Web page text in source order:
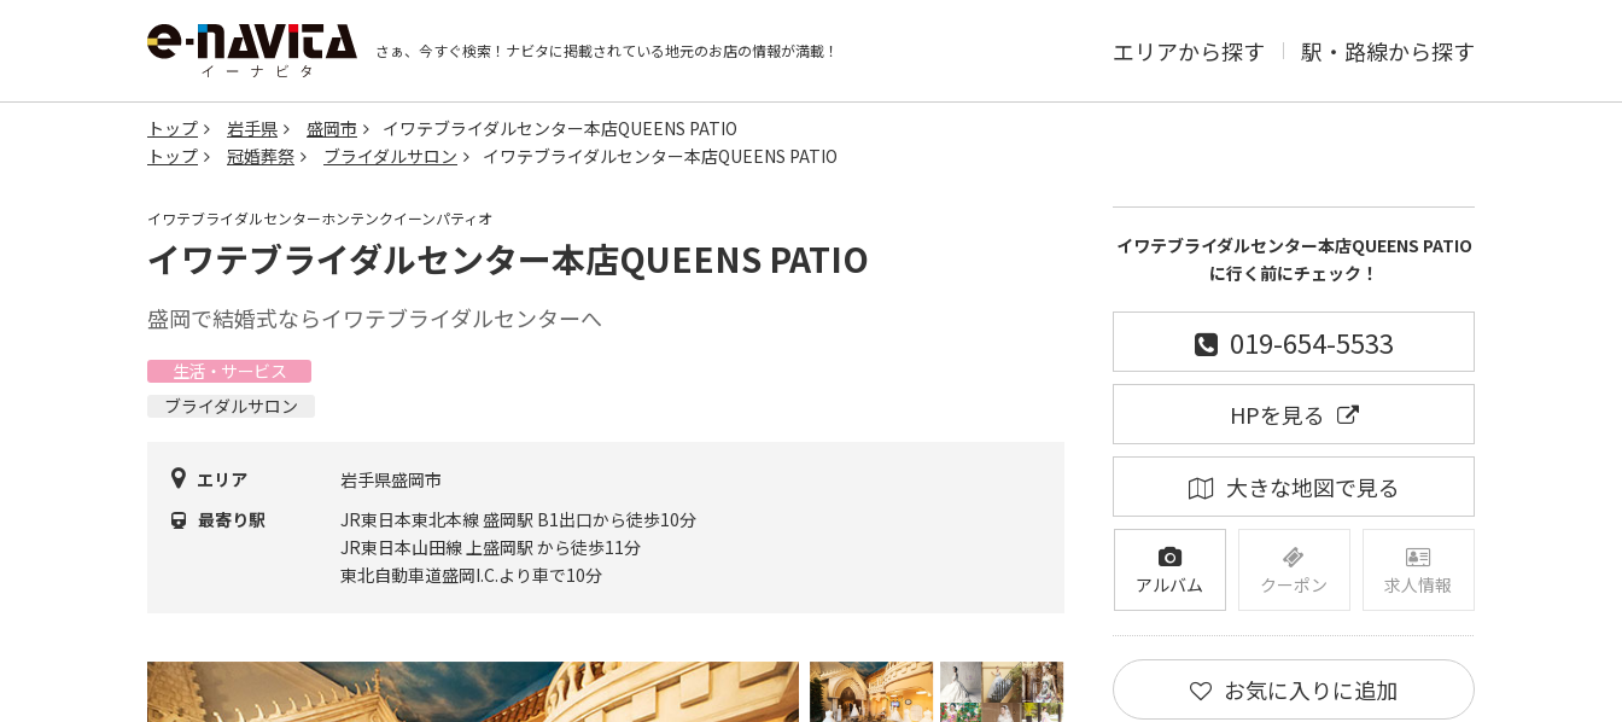
さぁ、今すぐ検索！ ナビタに掲載されている地元のお店の情報が満載！ エリアから探す 駅・路線から探す
トップ 岩手県 盛岡市
イワテブライダルセンター本店QUEENS PATIO
トップ
冠婚葬祭 ブライダルサロン イワテブライダルセンター本店QUEENS PATIO
イワテブライダルセンターホンテンクイーンパティオ
イワテブライダルセンター本店QUEENS PATIO
盛岡で結婚式ならイワテブライダルセンターへ
生活・サービス
ブライダルサロン
エリア
岩手県盛岡市
最寄り駅
JR東日本東北本線 盛岡駅 B1出口から徒歩10分
JR東日本山田線 上盛岡駅 から徒歩11分
東北自動車道盛岡I.C.より車で10分
イワテブライダルセンター本店QUEENS PATIO
に行く前にチェック！
019-654-5533
HPを見る
大きな地図で見る
アルバム クーポン 求人情報
お気に入りに追加